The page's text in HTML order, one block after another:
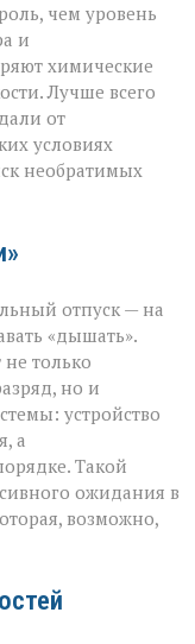
чем уровень
и
химические
Лучше всего
от
условиях
необратимых
отпуск — на
«дышать».
только
но и
устройство
а
Такой
ожидания в
возможно,